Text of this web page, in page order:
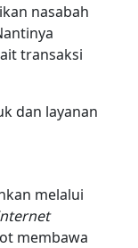
nasabah
transaksi
dan layanan
melalui
membawa